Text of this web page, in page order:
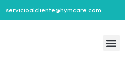
servicioalcliente@hymcare.com